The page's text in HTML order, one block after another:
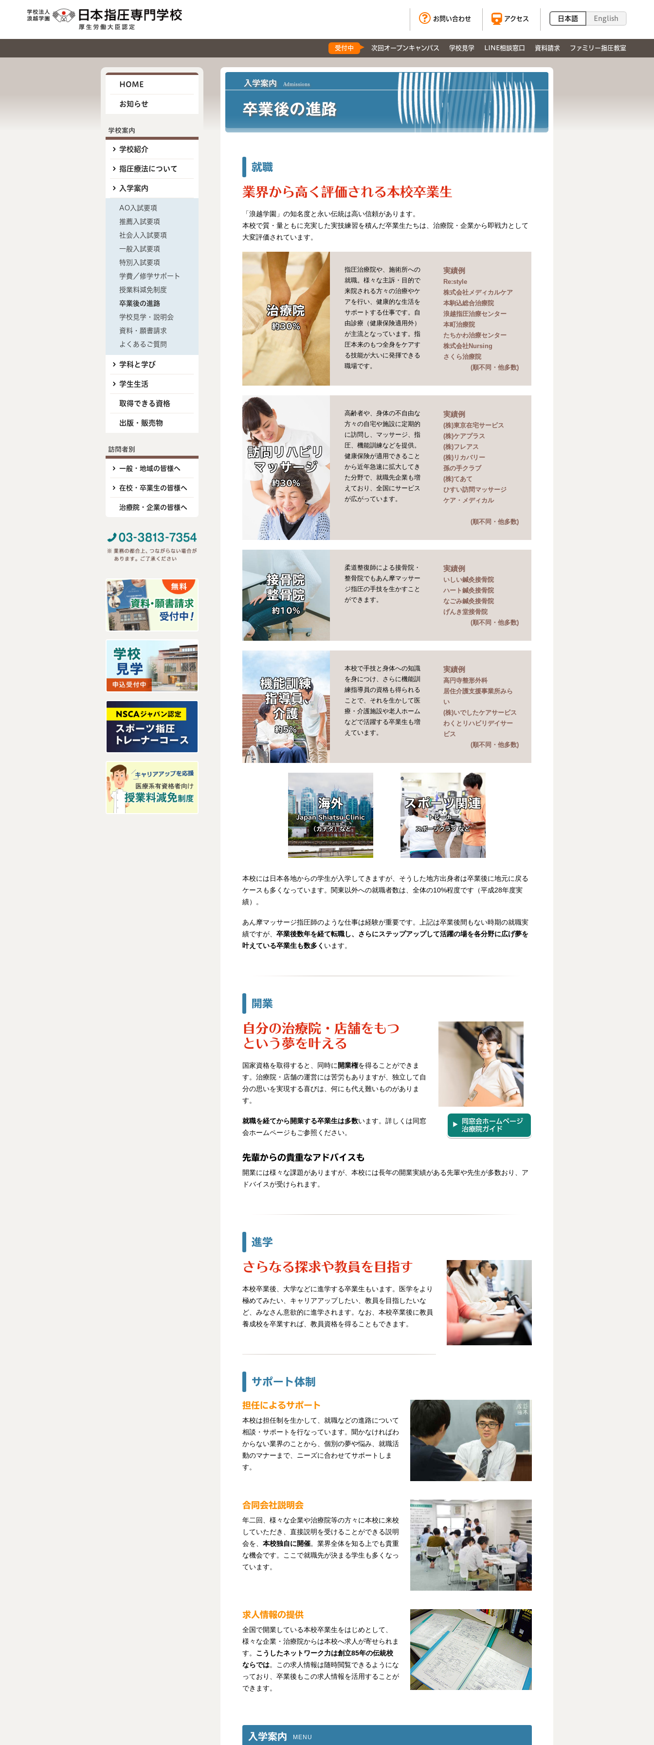
お問い合わせ アクセス 日本語 English
受付中 次回オープンキャンパス 学校見学 LINE相談窓口 資料請求 ファミリー指圧教室
HOME
お知らせ
学校案内
学校紹介
指圧療法について
入学案内
AO入試要項
推薦入試要項
社会人入試要項
一般入試要項
特別入試要項
学費／修学サポート
授業料減免制度
卒業後の進路
学校見学・説明会
資料・願書請求
よくあるご質問
学科と学び
学生生活
取得できる資格
出版・販売物
訪問者別
一般・地域の皆様へ
在校・卒業生の皆様へ
治療院・企業の皆様へ
>
入学案内 Admissions
卒業後の進路
就職
業界から高く評価される本校卒業生
「浪越学園」の知名度と永い伝統は高い信頼があります。
本校で質・量ともに充実した実技練習を積んだ卒業生たちは、治療院・企業から即戦力として
大変評価されています。
治療院
約30%
指圧治療院や、施術所への
就職。様々な主訴・目的で
来院される方々の治療やケ
アを行い、健康的な生活を
サポートする仕事です。自
由診療（健康保険適用外）
が主流となっています。指
圧本来のもつ全身をケアす
る技能が大いに発揮できる
職場です。
実績例
Re:style
株式会社メディカルケア
本駒込総合治療院
浪越指圧治療センター
本町治療院
たちかわ治療センター
株式会社Nursing
さくら治療院
(順不同・他多数)
訪問 リハビリ
マッサージ
約30%
高齢者や、身体の不自由な
方々の自宅や施設に定期的
に訪問し、マッサージ、指
圧、機能訓練などを提供。
健康保険が適用できること
から近年急速に拡大してき
た分野で、就職先企業も増
えており、全国にサービス
が広がっています。
実績例
(株)東京在宅サービス
(株)ケアプラス
(株)フレアス
(株)リカバリー
孫の手クラブ
(株)てあて
ひすい訪問マッサージ
ケア・メディカル
(順不同・他多数)
接骨院
整骨院
約10%
柔道整復師による接骨院・
整骨院でもあん摩マッサー
ジ指圧の手技を生かすこと
ができます。
実績例
いしい鍼灸接骨院
ハート鍼灸接骨院
なごみ鍼灸接骨院
げんき堂接骨院
(順不同・他多数)
機能訓練
指導員、
介護
約5%
本校で手技と身体への知識
を身につけ、さらに機能訓
練指導員の資格も得られる
ことで、それを生かして医
療・介護施設や老人ホーム
などで活躍する卒業生も増
えています。
実績例
高円寺整形外科
居住介護支援事業所みら
い
(株)いでしたケアサービス
わくとリハビリデイサー
ビス
(順不同・他多数)
海外
Japan Shiatsu Clinic
（カナダ）など
スポーツ関連
トレーナー
スポーツクラブ など
本校には日本各地からの学生が入学してきますが、そうした地方出身者は卒業後に地元に戻る
ケースも多くなっています。関東以外への就職者数は、全体の10%程度です（平成28年度実
績）。
あん摩マッサージ指圧師のような仕事は経験が重要です。上記は卒業後間もない時期の就職実
績ですが、 卒業後数年を経て転職し、さらにステップアップして活躍の場を各分野に広げ夢を
叶えている卒業生も数多く います。
開業
同窓会ホームページ
治療院ガイド
自分の治療院・ 店舗をもつ
という夢を叶える
国家資格を取得すると、同時に 開業権を得ることができま
す。治療院・店舗の運営には苦労もありますが、独立して自
分の思いを実現する喜びは、何にも代え難いものがありま
す。
就職を経てから開業する卒業生は多数います。詳しくは同窓
会ホームページもご参照ください。
先輩からの貴重なアドバイスも
開業には様々な課題がありますが、本校には長年の開業実績がある先輩や先生が多数おり、ア
ドバイスが受けられます。
進学
さらなる探求や教員を目指す
本校卒業後、大学などに進学する卒業生もいます。医学をより
極めてみたい、キャリアアップしたい、教員を目指したいな
ど、みなさん意欲的に進学されます。なお、本校卒業後に教員
養成校を卒業すれば、教員資格を得ることもできます。
サポート体制
担任によるサポート
本校は担任制を生かして、就職などの進路について
相談・サポートを行なっています。聞かなければわ
からない業界のことから、個別の夢や悩み、就職活
動のマナーまで、ニーズに合わせてサポートしま
す。
合同会社説明会
年二回、様々な企業や治療院等の方々に本校に来校
していただき、直接説明を受けることができる説明
会を、 本校独自に開催。業界全体を知る上でも貴重
な機会です。ここで就職先が決まる学生も多くなっ
ています。
求人情報の提供
全国で開業している本校卒業生をはじめとして、
様々な企業・治療院からは本校へ求人が寄せられま
す。 こうしたネットワーク力は創立85年の伝統校
ならでは。この求人情報は随時閲覧できるようにな
っており、卒業後もこの求人情報を活用することが
できます。
入学案内 MENU